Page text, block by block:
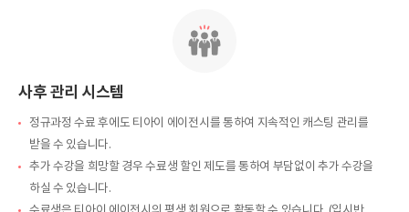
사후 관리 시스템
정규과정 수료 후에도 티아이 에이전시를 통하여 지속적인 캐스팅 관리를
받을 수 있습니다.
추가 수강을 희망할 경우 수료생 할인 제도를 통하여 부담없이 추가 수강을
하실 수 있습니다.